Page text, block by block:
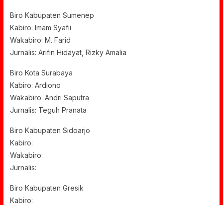
Biro Kabupaten Sumenep
Kabiro: Imam Syafii
Wakabiro: M. Farid
Jurnalis: Arifin Hidayat, Rizky Amalia
Biro Kota Surabaya
Kabiro: Ardiono
Wakabiro: Andri Saputra
Jurnalis: Teguh Pranata
Biro Kabupaten Sidoarjo
Kabiro:
Wakabiro:
Jurnalis:
Biro Kabupaten Gresik
Kabiro: